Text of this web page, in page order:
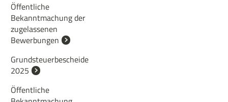
Öffentliche
Bekanntmachung der
zugelassenen
Bewerbungen
Grundsteuerbescheide
2025
Öffentliche